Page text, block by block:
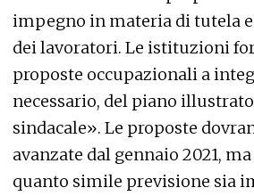
impegno in materia di tutela
dei lavoratori. Le istituzioni
proposte occupazionali a
necessario, del piano illustrato
sindacale». Le proposte
avanzate dal gennaio 2021,
quanto simile previsione sia